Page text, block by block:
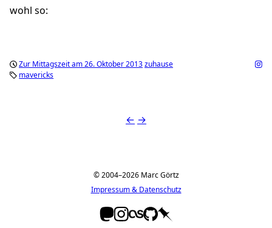
wohl so:
Zur Mittagszeit am 26. Oktober 2013zuhause
mavericks
← →
© 2004–2026 Marc Görtz
Impressum & Datenschutz